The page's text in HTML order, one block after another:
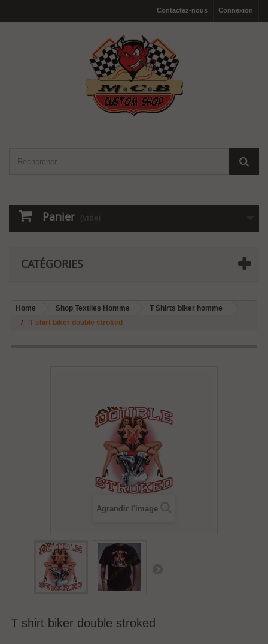
Connexion
Contactez-nous
Panier (vide)
CATÉGORIES
Home Shop Textiles Homme
T Shirts biker homme
T shirt biker double stroked
Agrandir l'image
T shirt biker double stroked